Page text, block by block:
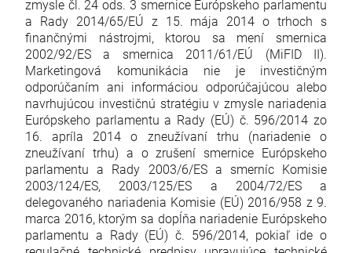
zmysle čl. 24 ods. 3 smernice Európskeho parlamentu
a Rady 2014/65/EÚ z 15. mája 2014 o trhoch s
finančnými nástrojmi, ktorou sa mení smernica
2002/92/ES a smernica 2011/61/EÚ (MiFID II).
Marketingová komunikácia nie je investičným
odporúčaním ani informáciou odporúčajúcou alebo
navrhujúcou investičnú stratégiu v zmysle nariadenia
Európskeho parlamentu a Rady (EÚ) č. 596/2014 zo
16. apríla 2014 o zneužívaní trhu (nariadenie o
zneužívaní trhu) a o zrušení smernice Európskeho
parlamentu a Rady 2003/6/ES a smerníc Komisie
2003/124/ES, 2003/125/ES a 2004/72/ES a
delegovaného nariadenia Komisie (EÚ) 2016/958 z 9.
marca 2016, ktorým sa dopĺňa nariadenie Európskeho
parlamentu a Rady (EÚ) č. 596/2014, pokiaľ ide o